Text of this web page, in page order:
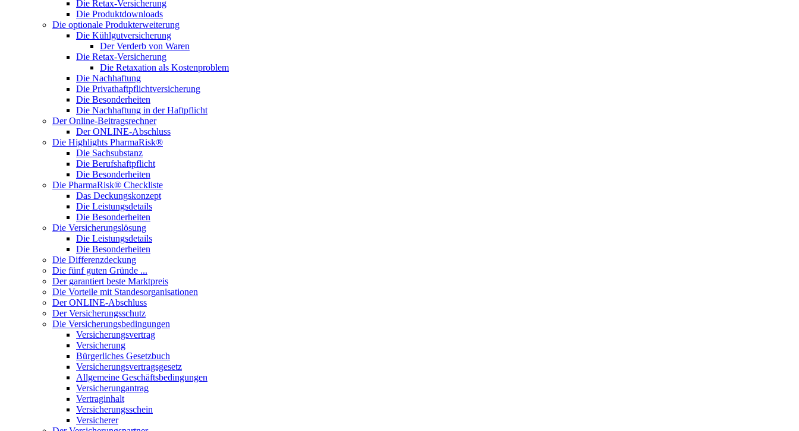
Die Retax-Versicherung
Die Produktdownloads
Die optionale Produkterweiterung
Die Kühlgutversicherung
Der Verderb von Waren
Die Retax-Versicherung
Die Retaxation als Kostenproblem
Die Nachhaftung
Die Privathaftpflichtversicherung
Die Besonderheiten
Die Nachhaftung in der Haftpflicht
Der Online-Beitragsrechner
Der ONLINE-Abschluss
Die Highlights PharmaRisk®
Die Sachsubstanz
Die Berufshaftpflicht
Die Besonderheiten
Die PharmaRisk® Checkliste
Das Deckungskonzept
Die Leistungsdetails
Die Besonderheiten
Die Versicherungslösung
Die Leistungsdetails
Die Besonderheiten
Die Differenzdeckung
Die fünf guten Gründe ...
Der garantiert beste Marktpreis
Die Vorteile mit Standesorganisationen
Der ONLINE-Abschluss
Der Versicherungsschutz
Die Versicherungsbedingungen
Versicherungsvertrag
Versicherung
Bürgerliches Gesetzbuch
Versicherungsvertragsgesetz
Allgemeine Geschäftsbedingungen
Versicherungantrag
Vertraginhalt
Versicherungsschein
Versicherer